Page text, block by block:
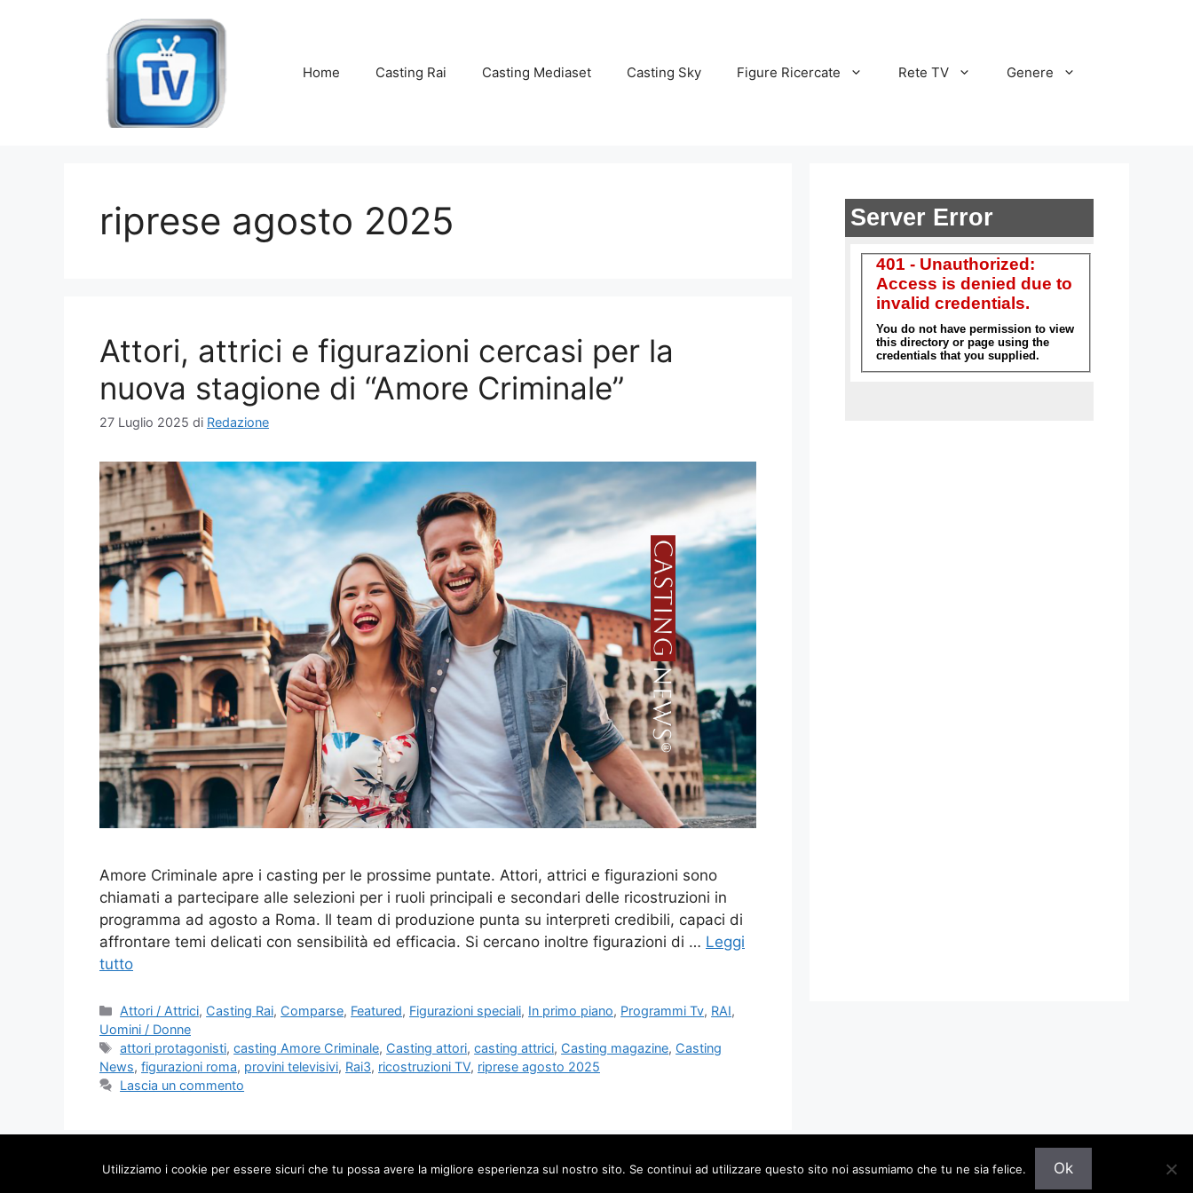
Home Casting Rai Casting Mediaset Casting Sky Figure Ricercate Rete TV Genere
riprese agosto 2025
Attori, attrici e figurazioni cercasi per la
nuova stagione di “Amore Criminale”
27 Luglio 2025 di Redazione
Amore Criminale apre i casting per le prossime puntate. Attori, attrici e figurazioni sono
chiamati a partecipare alle selezioni per i ruoli principali e secondari delle ricostruzioni in
programma ad agosto a Roma. Il team di produzione punta su interpreti credibili, capaci di
affrontare temi delicati con sensibilità ed efficacia. Si cercano inoltre figurazioni di … Leggi
tutto
Categorie
Attori / Attrici, Casting Rai, Comparse, Featured, Figurazioni speciali, In primo piano, Programmi Tv, RAI,
Uomini / Donne
Tag
attori protagonisti,casting Amore Criminale, Casting attori,casting attrici, Casting magazine, Casting
News, figurazioni roma, provini televisivi, Rai3, ricostruzioni TV, riprese agosto 2025
Lascia un commento
© 2026 Provini TV Televisione Fiction Programmi Rai Mediaset Sky• Creato con GeneratePress
Utilizziamo i cookie per essere sicuri che tu possa avere la migliore esperienza sul nostro sito. Se continui ad utilizzare questo sito noi assumiamo che tu ne sia felice. Ok